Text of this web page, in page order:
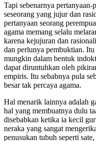
Tapi sebenarnya pertanyaan-
seseorang yang jujur dan
pertanyaan seorang
agama memang selalu
karena kejujuran dan
dan perlunya pembuktian.
mungkin dalam bentuk
dapat diruntuhkan oleh
empiris. Itu sebabnya pula
besar tak percaya agama.
Hal menarik lainnya adalah
hal yang membuatnya dulu
disebabkan ketika ia kecil
neraka yang sangat
penusukan tubuh seperti